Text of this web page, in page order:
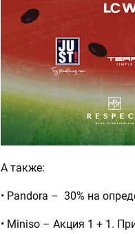
А также:
• Pandora – 30% на
• Miniso – Акция 1 + 1.